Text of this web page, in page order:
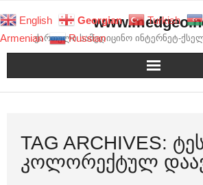
to
contentქართული სამედიცინო ინტერნეტ-
TAG ARCHIVES:
ᲙᲝᲚᲝᲠᲔᲥᲢᲣᲚ
English Georgian Turkish
Armenian
Russian